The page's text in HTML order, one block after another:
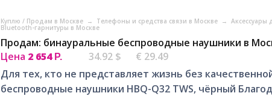
Куплю / Продам в Москве → Телефоны и средства связи в Москве → Аксессуары
Bluetooth-гарнитуры в Москве
Продам: бинауральные беспроводные наушники в
Цена 2 654 Р. 34.92 $
€ 29.49
Для тех, кто не представляет жизнь без
беспроводные наушники HBQ-Q32 TWS, чёрный